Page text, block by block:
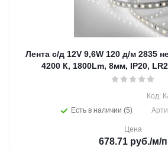
Лента с/д 12V 9,6W 120 д/м 2835 нейтральный 4000-
4200 К, 1800Lm, 8мм, IP20,
Есть в наличии (5)
Код:
Цена
678.71 руб./м/п